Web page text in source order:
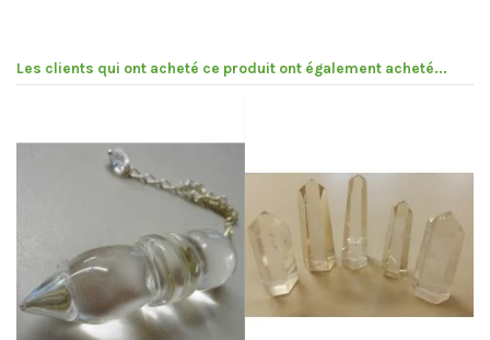
Les clients qui ont acheté ce produit ont également acheté...